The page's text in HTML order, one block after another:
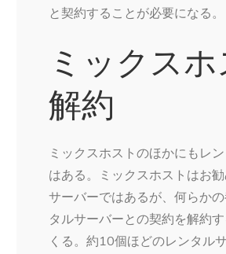
と契約することが必要になる。
ミックスホ
解約
ミックスホストのほかにもレ
はある。ミックスホストはお
サーバーではあるが、何らか
タルサーバーとの契約を解約
くる。約10個ほどのレンタル